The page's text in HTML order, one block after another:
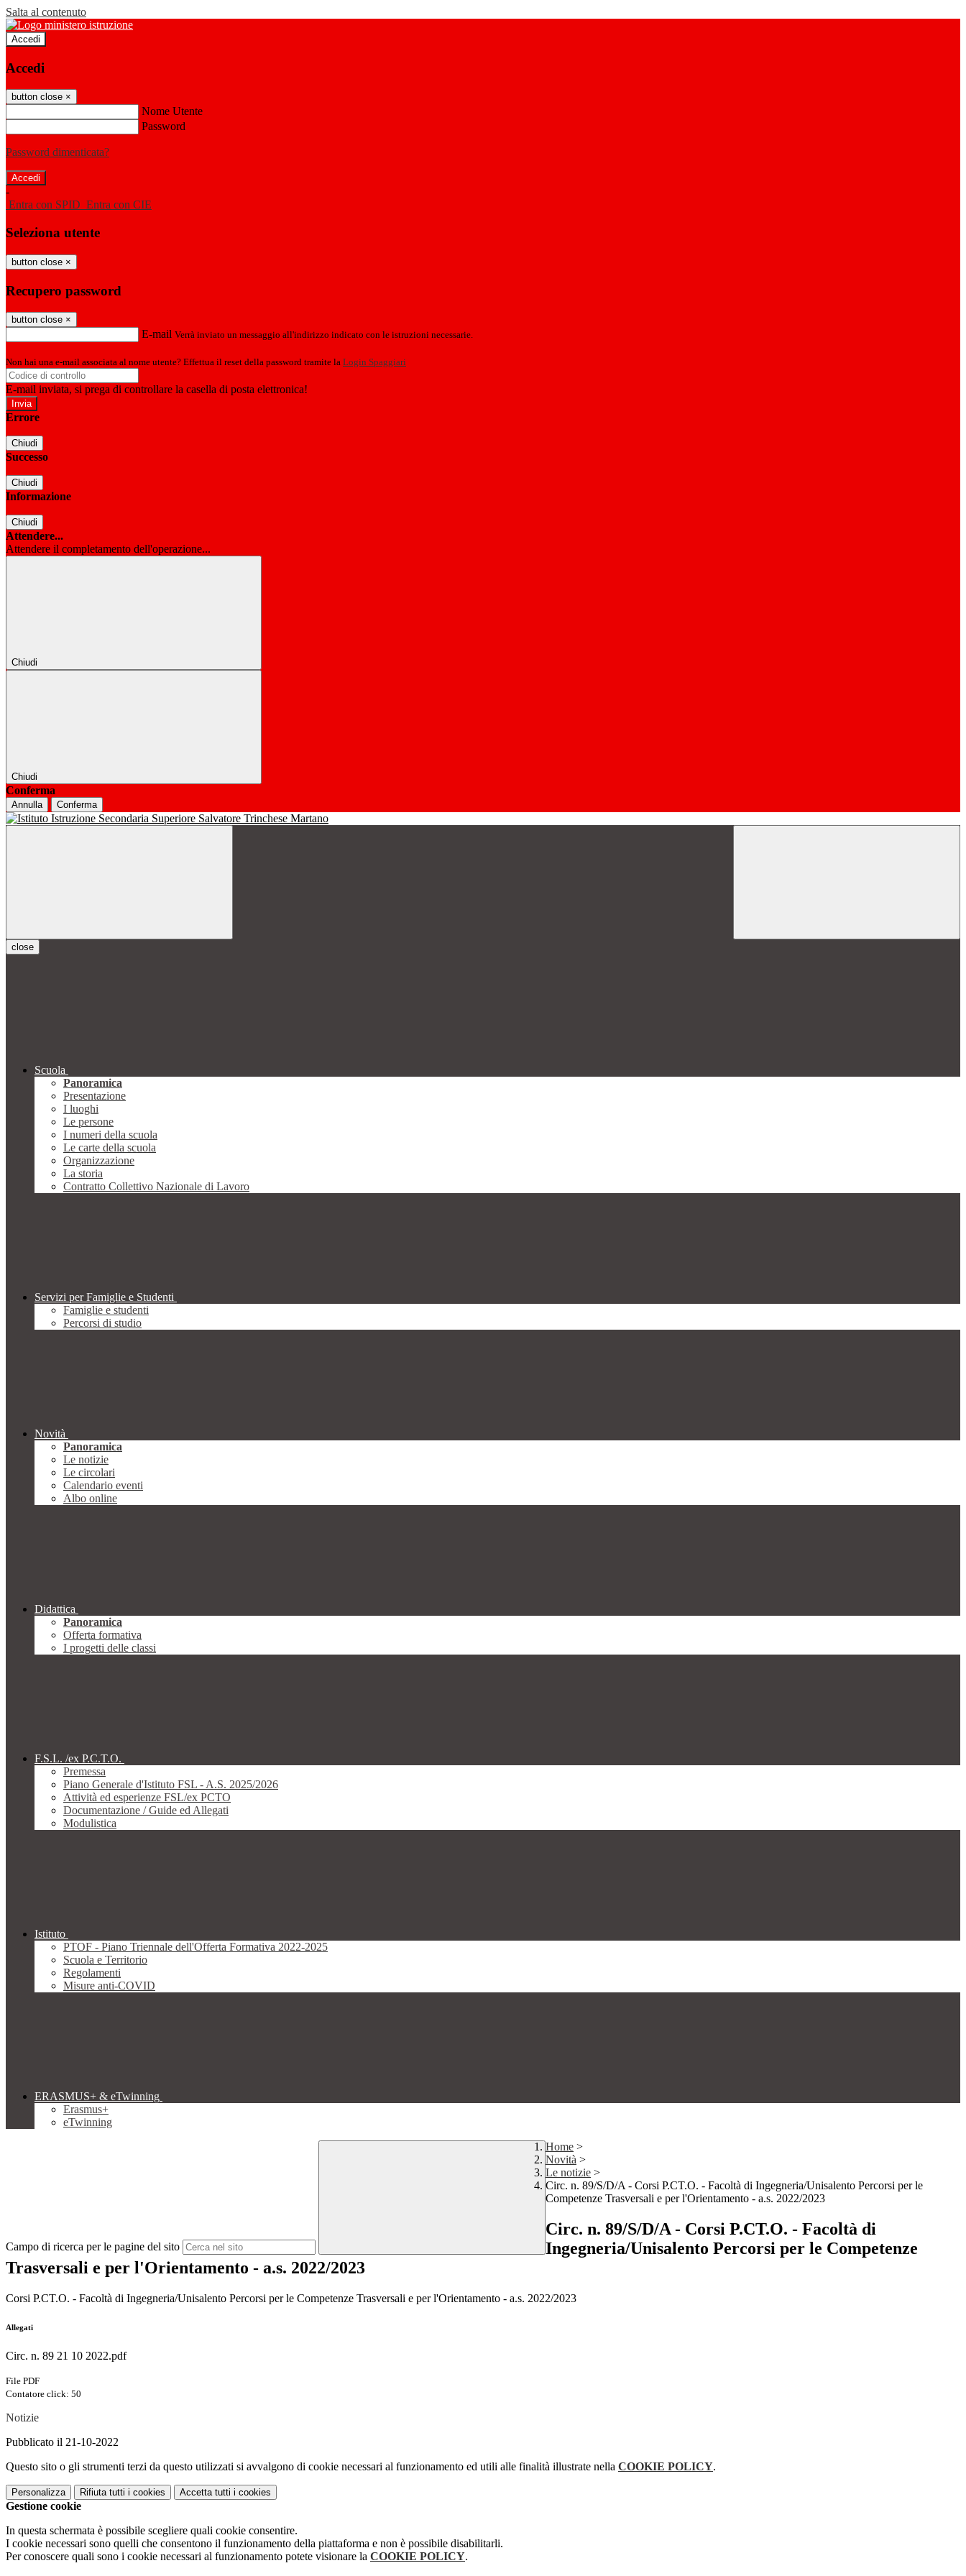
Salta al contenuto
Accedi
Accedi
button close ×
Nome Utente
Password
Password dimenticata?
-
Entra con SPID Entra con CIE
Seleziona utente
button close ×
Recupero password
button close ×
E-mail Verrà inviato un messaggio all'indirizzo indicato con le istruzioni necessarie.
Non hai una e-mail associata al nome utente? Effettua il reset della password tramite la Login Spaggiari
E-mail inviata, si prega di controllare la casella di posta elettronica!
Errore
Chiudi
Successo
Chiudi
Informazione
Chiudi
Attendere...
Attendere il completamento dell'operazione...
Chiudi
Chiudi
Conferma
Annulla Conferma
close
Scuola
Panoramica
Presentazione
I luoghi
Le persone
I numeri della scuola
Le carte della scuola
Organizzazione
La storia
Contratto Collettivo Nazionale di Lavoro
Servizi per Famiglie e Studenti
Famiglie e studenti
Percorsi di studio
Novità
Panoramica
Le notizie
Le circolari
Calendario eventi
Albo online
Didattica
Panoramica
Offerta formativa
I progetti delle classi
F.S.L. /ex P.C.T.O.
Premessa
Piano Generale d'Istituto FSL - A.S. 2025/2026
Attività ed esperienze FSL/ex PCTO
Documentazione / Guide ed Allegati
Modulistica
Istituto
PTOF - Piano Triennale dell'Offerta Formativa 2022-2025
Scuola e Territorio
Regolamenti
Misure anti-COVID
ERASMUS+ & eTwinning
Erasmus+
eTwinning
Campo di ricerca per le pagine del sito
Home >
Novità >
Le notizie >
Circ. n. 89/S/D/A - Corsi P.CT.O. - Facoltà di Ingegneria/Unisalento Percorsi per le
Competenze Trasversali e per l'Orientamento - a.s. 2022/2023
Circ. n. 89/S/D/A - Corsi P.CT.O. - Facoltà di
Ingegneria/Unisalento Percorsi per le Competenze
Trasversali e per l'Orientamento - a.s. 2022/2023
Corsi P.CT.O. - Facoltà di Ingegneria/Unisalento Percorsi per le Competenze Trasversali e per l'Orientamento - a.s. 2022/2023
Allegati
Circ. n. 89 21 10 2022.pdf
File PDF
Contatore click: 50
Notizie
Pubblicato il 21-10-2022
Questo sito o gli strumenti terzi da questo utilizzati si avvalgono di cookie necessari al funzionamento ed utili alle finalità illustrate nella COOKIE POLICY.
Personalizza Rifiuta tutti i cookies Accetta tutti i cookies
Gestione cookie
In questa schermata è possibile scegliere quali cookie consentire.
I cookie necessari sono quelli che consentono il funzionamento della piattaforma e non è possibile disabilitarli.
Per conoscere quali sono i cookie necessari al funzionamento potete visionare la COOKIE POLICY.